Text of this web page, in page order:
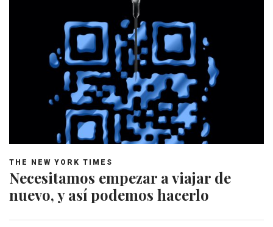
THE NEW YORK TIMES
Necesitamos empezar a viajar de
nuevo, y así podemos hacerlo